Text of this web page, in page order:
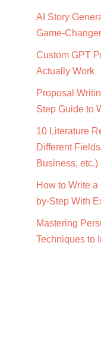
AI Story
Game-
Custom GPT
Actually Work
Proposal
Step Guide to
10 Literature
Different
Business, etc.)
How to Write
by-Step With
Mastering
Techniques to